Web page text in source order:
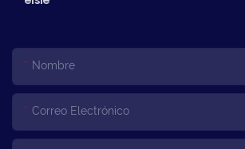
Nombre
Correo Electrónico